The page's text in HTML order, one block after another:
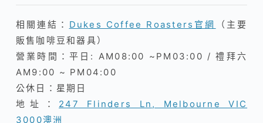
相關連結： Dukes Coffee Roasters官網
（主要
販售咖啡豆和器具）
營業時間：平日: AM08:00 ~PM03:00 / 禮拜六
AM9:00 ~ PM04:00
公休日：星期日
地址： 247 Flinders Ln, Melbourne VIC
3000澳洲